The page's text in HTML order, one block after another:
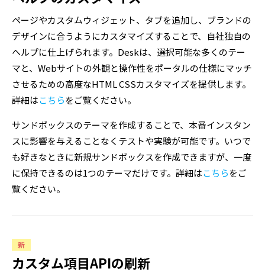
ページやカスタムウィジェット、タブを追加し、ブランドの
デザインに合うようにカスタマイズすることで、自社独自の
ヘルプに仕上げられます。Deskは、選択可能な多くのテー
マと、Webサイトの外観と操作性をポータルの仕様にマッチ
させるための高度なHTML CSSカスタマイズを提供します。
詳細はこちらをご覧ください。
サンドボックスのテーマを作成することで、本番インスタン
スに影響を与えることなくテストや実験が可能です。いつで
も好きなときに新規サンドボックスを作成できますが、一度
に保持できるのは1つのテーマだけです。詳細はこちらをご
覧ください。
カスタム項目APIの刷新
新